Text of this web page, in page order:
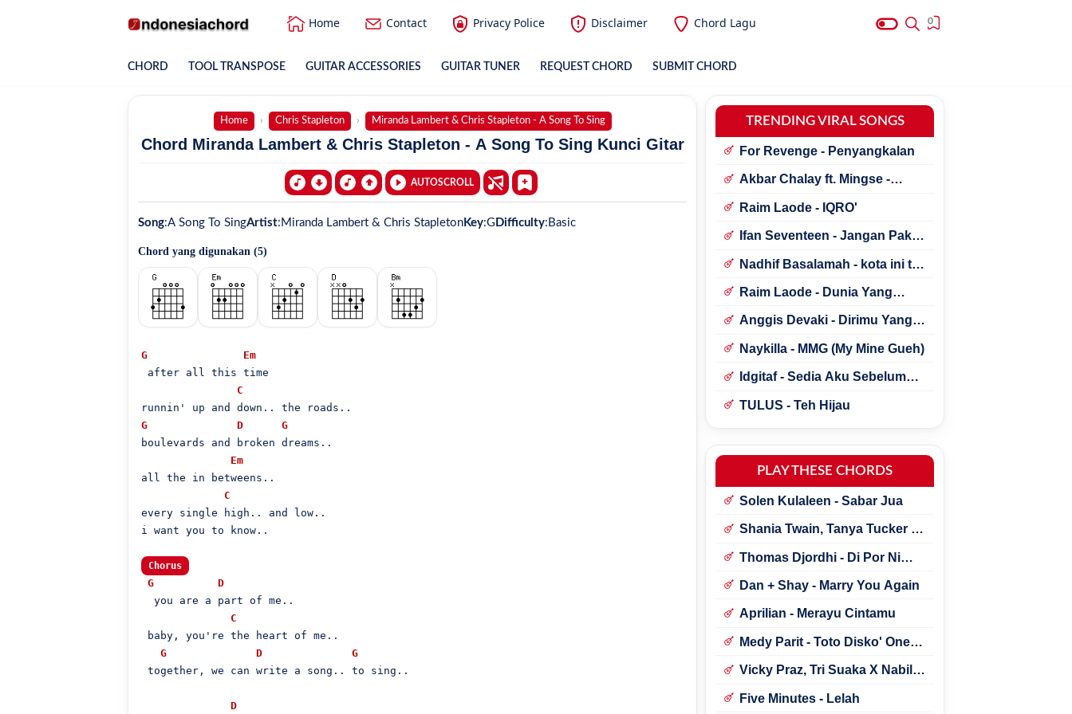
Home Contact Privacy Police Disclaimer Chord Lagu 0
CHORD TOOL TRANSPOSE GUITAR ACCESSORIES GUITAR TUNER REQUEST CHORD SUBMIT CHORD
Home Chris Stapleton Miranda Lambert & Chris Stapleton - A Song To Sing
Chord Miranda Lambert & Chris Stapleton - A Song To Sing Kunci Gitar
AUTOSCROLL
Song:A Song To SingArtist: Miranda Lambert & Chris Stapleton Key:G Difficulty: Basic
Chord yang digunakan (5)
G
Em
after all this time
C
G
D
G
boulevards and broken dreams..
Em
all the in betweens..
C
every single high.. and low..
i want you to know..
Chorus
G
D
  you are a part of me..
C
baby, you're the heart of me..
G
D
G
together, we can write a song.. to sing..
D
TRENDING VIRAL SONGS
For Revenge - Penyangkalan
Akbar Chalay ft. Mingse -
Raim Laode - IQRO'
Ifan Seventeen - Jangan Paksa
Nadhif Basalamah - kota ini tak
Raim Laode - Dunia Yang
Anggis Devaki - Dirimu Yang
Naykilla - MMG (My Mine Gueh)
Idgitaf - Sedia Aku Sebelum
TULUS - Teh Hijau
PLAY THESE CHORDS
Solen Kulaleen - Sabar Jua
Shania Twain, Tanya Tucker -
Thomas Djordhi - Di Por Ni
Dan + Shay - Marry You Again
Aprilian - Merayu Cintamu
Medy Parit - Toto Disko' One
Vicky Praz, Tri Suaka X Nabila
Five Minutes - Lelah